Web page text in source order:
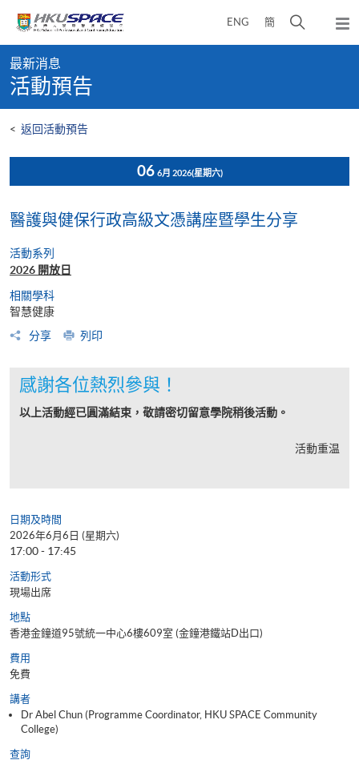
content
ENG 簡
開
彈
出
content
start
最新消息
活動預告
< 返回活動預告
06 6月 2026(星期六)
醫護與健保行政高級文憑講座暨學生分享
活動系列
2026 開放日
相關學科
智慧健康
分享
列印
感謝各位熱烈參與！
以上活動經已圓滿結束，敬請密切留意學院稍後活動。
活動重温
日期及時間
2026年6月6日 (星期六)
17:00 - 17:45
活動形式
現場出席
地點
香港金鐘道95號統一中心6樓609室 (金鐘港鐵站D出口)
費用
免費
講者
Dr Abel Chun (Programme Coordinator, HKU SPACE Community
College)
查詢